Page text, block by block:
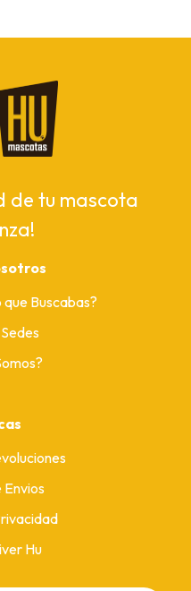
de tu mascota
Buscabas?
Envios
Hu